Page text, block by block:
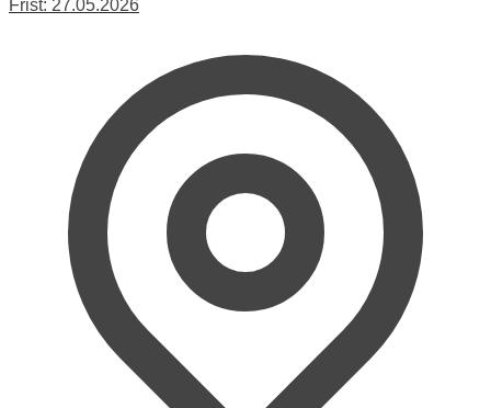
Frist: 27.05.2026